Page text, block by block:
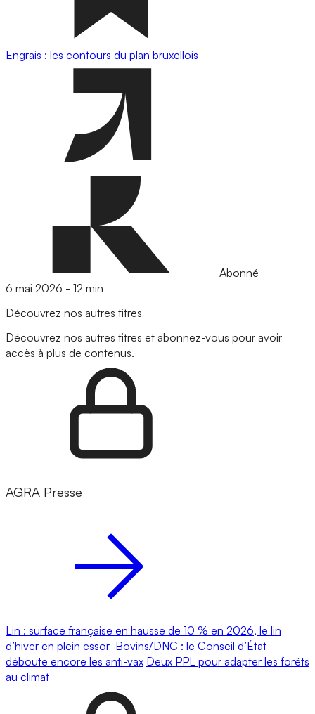
Engrais : les contours du plan bruxellois
Abonné
6 mai 2026 - 12 min
Découvrez nos autres titres
Découvrez nos autres titres et abonnez-vous pour avoir
accès à plus de contenus.
AGRA Presse
Lin : surface française en hausse de 10 % en 2026, le lin
d’hiver en plein essor Bovins/DNC : le Conseil d’État
déboute encore les anti-vax Deux PPL pour adapter les forêts
au climat